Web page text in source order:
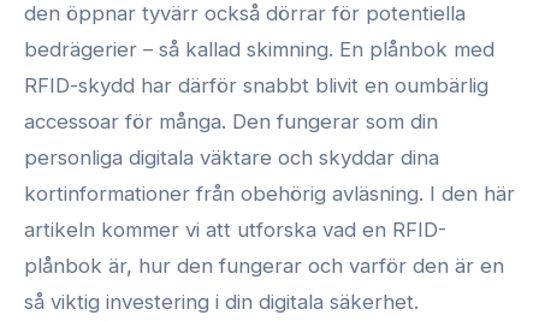
den öppnar tyvärr också dörrar för potentiella
bedrägerier – så kallad skimning. En plånbok med
RFID-skydd har därför snabbt blivit en oumbärlig
accessoar för många. Den fungerar som din
personliga digitala väktare och skyddar dina
kortinformationer från obehörig avläsning. I den här
artikeln kommer vi att utforska vad en RFID-
plånbok är, hur den fungerar och varför den är en
så viktig investering i din digitala säkerhet.